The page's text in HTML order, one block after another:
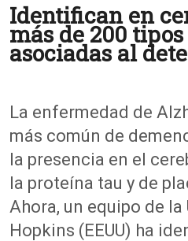
Identifican en
más de 200
asociadas al
La enfermedad de
más común de
la presencia en el
la proteína tau y de
Ahora, un equipo de
Hopkins (EEUU) ha